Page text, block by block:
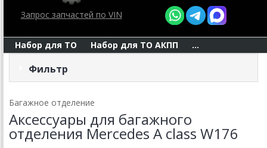
Запрос запчастей по VIN
Набор для ТО Набор для ТО АКПП ...
Фильтр
Багажное отделение
Аксессуары для багажного
отделения Mercedes A class W176